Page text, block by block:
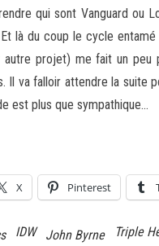
qui sont Vanguard ou
là du coup le cycle
autre projet) me fait un peu
Il va falloir attendre la suite
est plus que sympathique…
X Pinterest
IDW John Byrne Triple